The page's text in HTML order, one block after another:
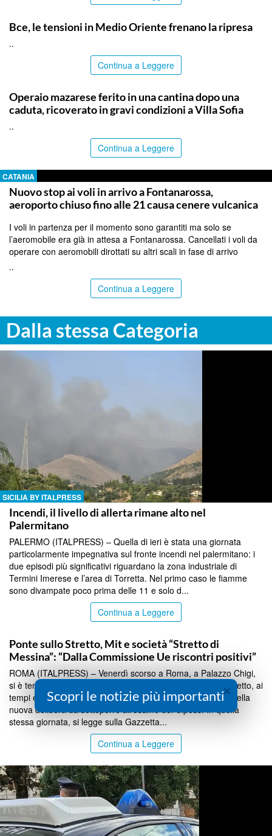
Bce, le tensioni in Medio Oriente frenano la ripresa
..
Continua a Leggere
Operaio mazarese ferito in una cantina dopo una
caduta, ricoverato in gravi condizioni a Villa Sofia
..
Continua a Leggere
CATANIA
Nuovo stop ai voli in arrivo a Fontanarossa,
aeroporto chiuso fino alle 21 causa cenere vulcanica
I voli in partenza per il momento sono garantiti ma solo se
l’aeromobile era già in attesa a Fontanarossa. Cancellati i voli da
operare con aeromobili dirottati su altri scali in fase di arrivo
..
Continua a Leggere
Dalla stessa Categoria
SICILIA BY ITALPRESS
Incendi, il livello di allerta rimane alto nel
Palermitano
PALERMO (ITALPRESS) – Quella di ieri è stata una giornata
particolarmente impegnativa sul fronte incendi nel palermitano: i
due episodi più significativi riguardano la zona industriale di
Termini Imerese e l’area di Torretta. Nel primo caso le fiamme
sono divampate poco prima delle 11 e solo d...
Continua a Leggere
Ponte sullo Stretto, Mit e società “Stretto di
Messina”: “Dalla Commissione Ue riscontri positivi”
ROMA (ITALPRESS) – Venerdì scorso a Roma, a Palazzo Chigi,
si è tenuto un vertice di Governo dedicato al Ponte sullo Stretto, ai
tempi e alle scadenze del cronoprogramma rifatto in vista della
nuova delibera da sottoporre all’esame del Cipess. In quella
stessa giornata, si legge sulla Gazzetta...
Continua a Leggere
×
Scopri le notizie più importanti